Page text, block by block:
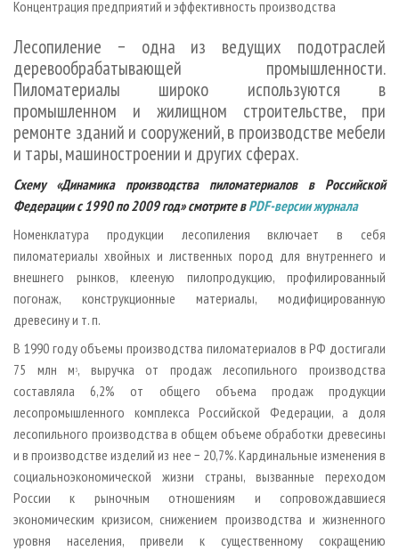
СУШКА ДРЕВЕСИНЫ
ПРОИЗВОДСТВО ДРЕВЕСНЫХ ПЛИТ
ДЕРЕВЯННОЕ ДОМОСТРОЕНИЕ
ПРОИЗВОДСТВО МЕБЕЛИ
БИОЭНЕРГЕТИКА
ЦБП
ИНСТРУМЕНТ И МАТЕРИАЛЫ
ПЕРСОНЫ
МОБИЛЬНЫЕ ВЫСТАВКИ
ОФИЦИАЛЬНЫЕ ДЕЛЕГАЦИИ
ПРИОРИТЕТНЫЕ ИНВЕСТПРОЕКТЫ
RUSSIAN FORESTRY REVIEW
ГАЗЕТА ЛЕСПРОМФОРУМ
БИБЛИОТЕКА СПЕЦИАЛИСТА
КОНТАКТЫ
РЕКЛАМА
РЕКЛАМА НА САЙТЕ
Концентрация предприятий и эффективность производства
Лесопиление − одна из ведущих подотраслей
деревообрабатывающей промышленности.
Пиломатериалы широко используются в
промышленном и жилищном строительстве, при
ремонте зданий и сооружений, в производстве мебели
и тары, машиностроении и других сферах.
Схему «Динамика производства пиломатериалов в Российской
Федерации с 1990 по 2009 год» смотрите вPDF-версии журнала
Номенклатура продукции лесопиления включает в себя
пиломатериалы хвойных и лиственных пород для внутреннего и
внешнего рынков, клееную пилопродукцию, профилированный
погонаж, конструкционные материалы, модифицированную
древесину и т. п.
В 1990 году объемы производства пиломатериалов в РФ достигали
75 млн м 3, выручка от продаж лесопильного производства
составляла 6,2% от общего объема продаж продукции
лесопромышленного комплекса Российской Федерации, а доля
лесопильного производства в общем объеме обработки древесины
и в производстве изделий из нее − 20,7%. Кардинальные изменения в
социально­экономической жизни страны, вызванные переходом
России к рыночным отношениям и сопровождавшиеся
экономическим кризисом, снижением производства и жизненного
уровня населения, привели к существенному сокращению